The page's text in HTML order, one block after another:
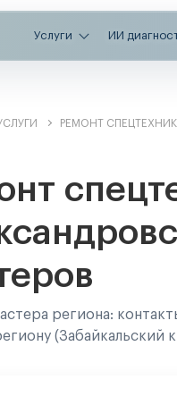
Услуги ИИ
РЕМОНТ
региона:
(Забайкальский